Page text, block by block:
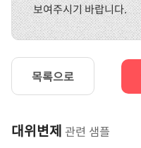
보여주시기 바랍니다.
목록으로
대위변제 관련 샘플